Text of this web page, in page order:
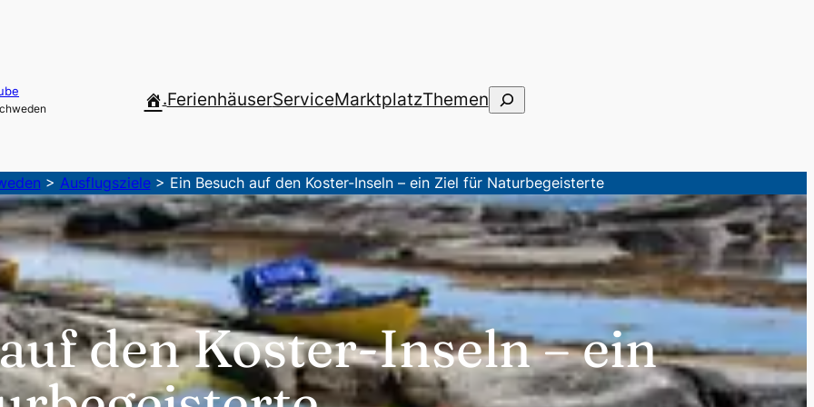
.FerienhäuserServiceMarktplatzThemenSuchen
> Ausflugsziele> Ein Besuch auf den Koster-Inseln – ein Ziel für Naturbegeisterte
den Koster-Inseln – ein